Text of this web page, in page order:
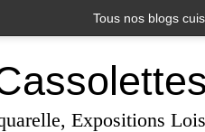
Tous nos blogs
Expositions